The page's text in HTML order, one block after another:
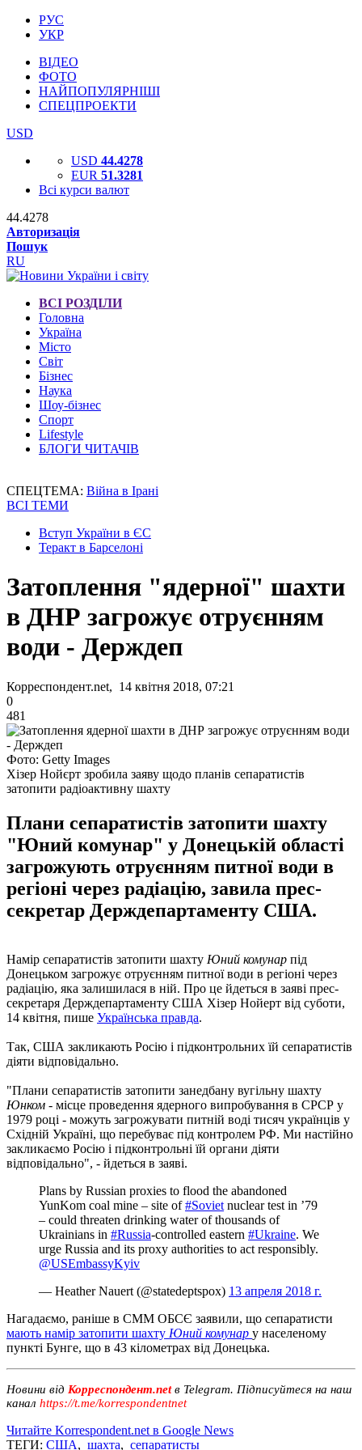
РУС
УКР
ВІДЕО
ФОТО
НАЙПОПУЛЯРНІШІ
СПЕЦПРОЕКТИ
USD
USD 44.4278
EUR 51.3281
Всі курси валют
44.4278
Авторизація
Пошук
RU
ВСІ РОЗДІЛИ
Головна
Україна
Місто
Світ
Бізнес
Наука
Шоу-бізнес
Спорт
Lifestyle
БЛОГИ ЧИТАЧІВ
СПЕЦТЕМА: Війна в Ірані
ВСІ ТЕМИ
Вступ України в ЄС
Теракт в Барселоні
Затоплення "ядерної" шахти
в ДНР загрожує отруєнням
води - Держдеп
Корреспондент.net, 14 квітня 2018, 07:21
0
481
Фото: Getty Images
Хізер Нойєрт зробила заяву щодо планів сепаратистів
затопити радіоактивну шахту
Плани сепаратистів затопити шахту
"Юний комунар" у Донецькій області
загрожують отруєнням питної води в
регіоні через радіацію, завила прес-
секретар Держдепартаменту США.
Намір сепаратистів затопити шахту Юний комунар під
Донецьком загрожує отруєнням питної води в регіоні через
радіацію, яка залишилася в ній. Про це йдеться в заяві прес-
секретаря Держдепартаменту США Хізер Нойерт від суботи,
14 квітня, пише Українська правда.
Так, США закликають Росію і підконтрольних їй сепаратистів
діяти відповідально.
"Плани сепаратистів затопити занедбану вугільну шахту
Юнком - місце проведення ядерного випробування в СРСР у
1979 році - можуть загрожувати питній воді тисяч українців у
Східній Україні, що перебуває під контролем РФ. Ми настійно
закликаємо Росію і підконтрольні їй органи діяти
відповідально", - йдеться в заяві.
Plans by Russian proxies to flood the abandoned
YunKom coal mine – site of#Soviet nuclear test in ’79
– could threaten drinking water of thousands of
Ukrainians in #Russia-controlled eastern #Ukraine. We
urge Russia and its proxy authorities to act responsibly.
@USEmbassyKyiv
— Heather Nauert (@statedeptspox) 13 апреля 2018 г.
Нагадаємо, раніше в СММ ОБСЄ заявили, що сепаратисти
мають намір затопити шахту Юний комунар у населеному
пункті Бунге, що в 43 кілометрах від Донецька.
Новини від Корреспондент.netв Telegram. Підписуйтеся на наш
канал https://t.me/korrespondentnet
Читайте Korrespondent.net в Google News
ТЕГИ: США, шахта, сепаратисты